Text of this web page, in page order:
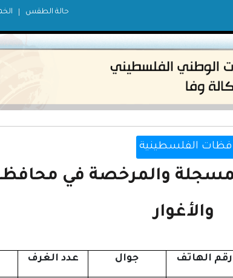
الخميس حالة الطقس
الفلسطينية
والمرخصة في محافظة
والأغوار
رقم الهاتف جوال عدد الغرف